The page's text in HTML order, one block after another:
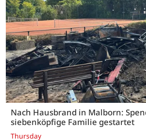
Nach Hausbrand in Malborn:
siebenköpfige Familie gestartet
Thursday